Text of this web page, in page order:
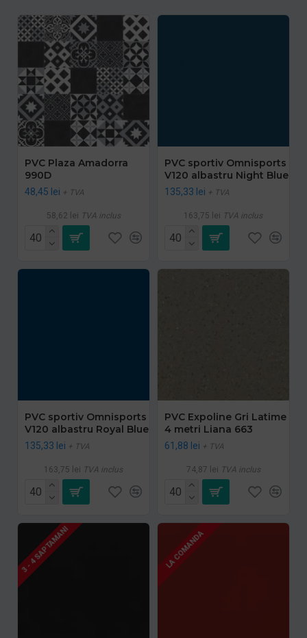
PVC Plaza Amadorra
990D
48,45 lei + TVA
58,62 lei TVA inclus
PVC sportiv Omnisports
V120 albastru Night Blue
135,33 lei + TVA
163,75 lei TVA inclus
PVC sportiv Omnisports
V120 albastru Royal Blue
135,33 lei + TVA
163,75 lei TVA inclus
PVC Expoline Gri Latime
4 metri Liana 663
61,88 lei + TVA
74,87 lei TVA inclus
3 - 4 SAPTAMANI LA COMANDA